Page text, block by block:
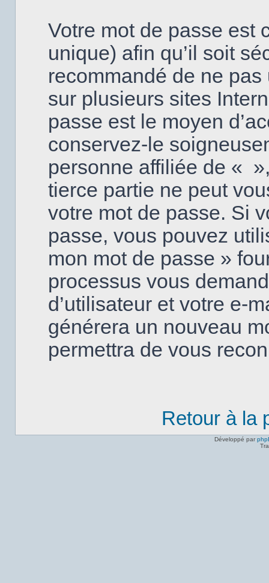
Votre mot de passe est
unique) afin qu’il soit
recommandé de ne
sur plusieurs sites
passe est le moyen
conservez-le
personne affiliée de «
tierce partie ne peut
votre mot de passe. Si
passe, vous pouvez
mon mot de passe »
processus vous
d’utilisateur et votre e-
générera un nouveau
permettra de vous
Retour à la
Développé par